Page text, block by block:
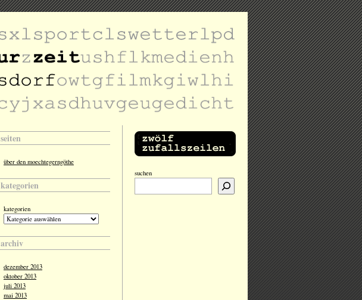
seiten
über den moechtegerngöthe
kategorien
kategorien
archiv
dezember 2013
oktober 2013
juli 2013
mai 2013
suchen